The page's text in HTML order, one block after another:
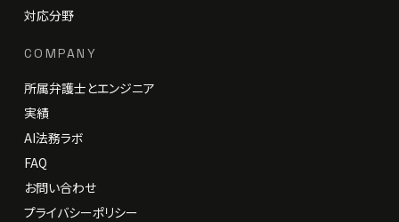
対応分野
COMPANY
所属弁護士とエンジニア
実績
AI法務ラボ
FAQ
お問い合わせ
プライバシーポリシー